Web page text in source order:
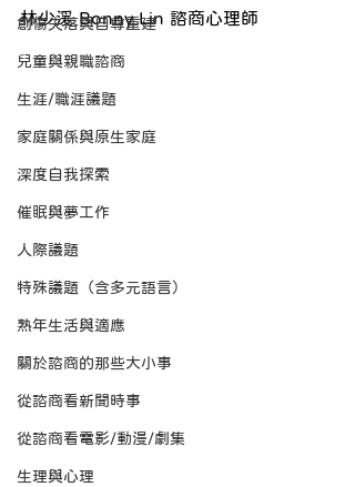
創傷失落與自尊重建
兒童與親職諮商
生涯/職涯議題
家庭關係與原生家庭
深度自我探索
催眠與夢工作
人際議題
特殊議題（含多元語言）
熟年生活與適應
關於諮商的那些大小事
從諮商看新聞時事
從諮商看電影/動漫/劇集
生理與心理
林少湲 Bonny Lin 諮商心理師